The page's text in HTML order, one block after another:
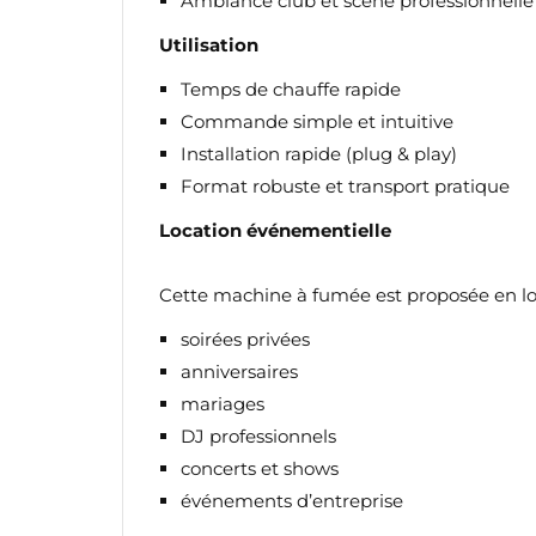
Utilisation
Temps de chauffe rapide
Commande simple et intuitive
Installation rapide (plug & play)
Format robuste et transport pratique
Location événementielle
Cette machine à fumée est proposée en
soirées privées
anniversaires
mariages
DJ professionnels
concerts et shows
événements d’entreprise